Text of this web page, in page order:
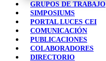
GRUPOS DE TRABAJO
SIMPOSIUMS
PORTAL LUCES CEI
COMUNICACIÓN
PUBLICACIONES
COLABORADORES
DIRECTORIO